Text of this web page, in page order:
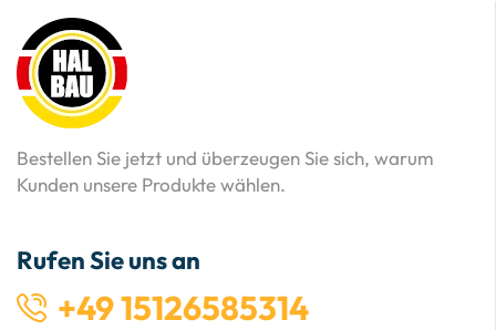
Bestellen Sie jetzt und überzeugen Sie sich, warum
Kunden unsere Produkte wählen.
Rufen Sie uns an
+49 15126585314